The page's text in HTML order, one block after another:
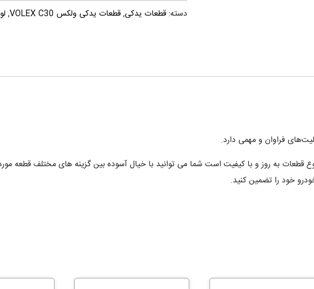
دسته:قطعات یدکی,قطعات یدکی ولکس VOLEX C30 ,
به روز و با کیفیت است شما می توانید با خیال آسوده بین گزینه های مختلف قطعه
خود را تضمین کنید.